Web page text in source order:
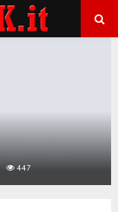
447